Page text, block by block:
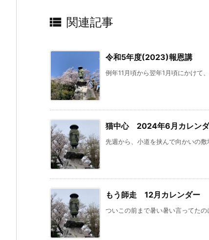
 関連記事
令和5年度(2023)報恩講
例年11月頃から翌年1月頃にかけて
猫中心 2024年6月カレン
先週から、小道を挟んで向かいの
もう師走 12月カレンダー
ついこの前まで暑い暑い言ってた